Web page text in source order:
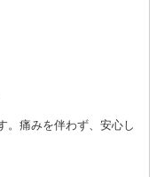
。痛みを伴わず、安心し